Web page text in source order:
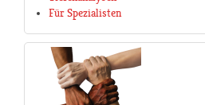
Für Spezialisten